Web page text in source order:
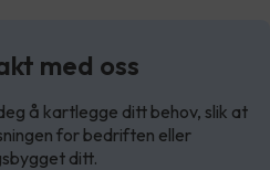
med oss
å kartlegge ditt behov, slik at
for bedriften eller
ditt.